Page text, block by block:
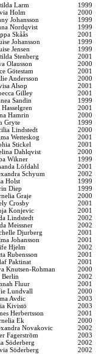
Larm
1999
Holm
2000
Johansson
1999
Nordqvist
1999
Skåås
2001
Johansson
1999
Jensen
1999
Stenberg
2001
Olausson
2000
Götestam
2001
Andersson
2000
Alsop
2001
Gilley
2001
Sandin
1999
2001
Hamrin
2000
Gryte
1999
Lindstedt
2000
Wetteskog
2001
Stickel
2001
Dahlqvist
2000
Wikner
1999
Löfdahl
2001
Schyum
2002
Holst
1999
Diep
1999
Graje
2000
Crosby
2001
Konjevic
2001
Lindstedt
2002
Meissner
2002
Djurberg
2001
Johansson
2001
Hjelm
2002
Rubensson
2001
Paktinat
2001
Knutsen-Rohman
2000
Berlin
2002
Fluur
2001
Lundvall
2000
Avdic
2003
Kivistö
2003
Herbertsson
2001
Ek
2000
Novakovic
2002
Fagerström
2003
Söderberg
2002
Söderberg 2002